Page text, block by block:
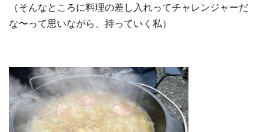
（そんなところに料理の差し入れってチャレンジャーだ
な〜って思いながら、持っていく私）